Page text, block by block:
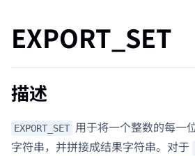
EXPORT_SET
描述
EXPORT_SET 用于将一个整数的每一
字符串，并拼接成结果字符串。对于